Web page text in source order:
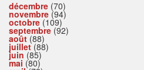
décembre (70)
novembre (94)
octobre (109)
septembre (92)
août (88)
juillet(88)
juin (85)
mai (80)